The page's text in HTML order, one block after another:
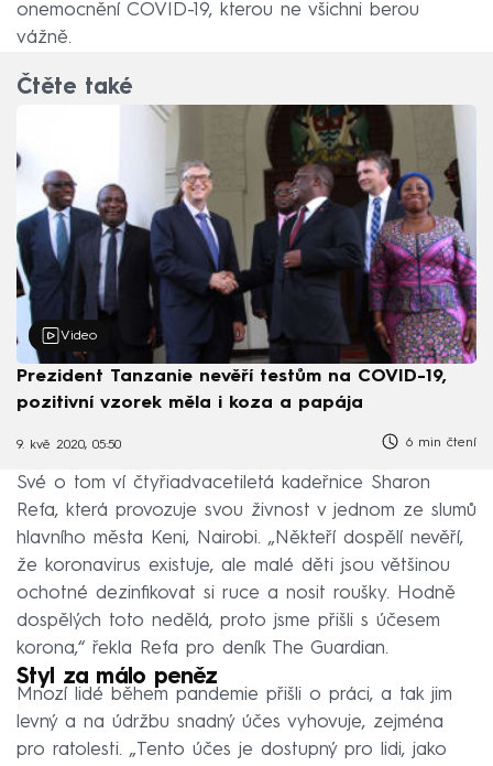
onemocnění COVID-19, kterou ne všichni berou
vážně.
Čtěte také
Video
Prezident Tanzanie nevěří testům na COVID-19,
pozitivní vzorek měla i koza a papája
9. kvě 2020, 05:50 6 min čtení
Své o tom ví čtyřiadvacetiletá kadeřnice Sharon
Refa, která provozuje svou živnost v jednom ze slumů
hlavního města Keni, Nairobi. „Někteří dospělí nevěří,
že koronavirus existuje, ale malé děti jsou většinou
ochotné dezinfikovat si ruce a nosit roušky. Hodně
dospělých toto nedělá, proto jsme přišli s účesem
korona,“ řekla Refa pro deník The Guardian.
Styl za málo peněz
Mnozí lidé během pandemie přišli o práci, a tak jim
levný a na údržbu snadný účes vyhovuje, zejména
pro ratolesti. „Tento účes je dostupný pro lidi, jako